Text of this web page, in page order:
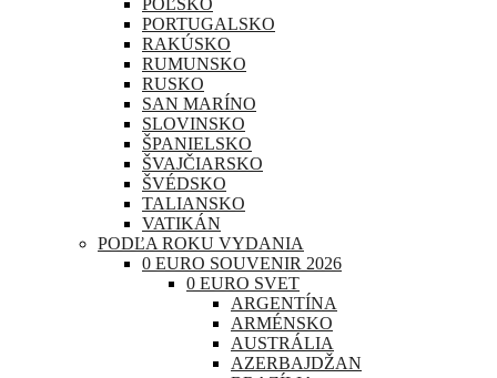
POĽSKO
PORTUGALSKO
RAKÚSKO
RUMUNSKO
RUSKO
SAN MARÍNO
SLOVINSKO
ŠPANIELSKO
ŠVAJČIARSKO
ŠVÉDSKO
TALIANSKO
VATIKÁN
PODĽA ROKU VYDANIA
0 EURO SOUVENIR 2026
0 EURO SVET
ARGENTÍNA
ARMÉNSKO
AUSTRÁLIA
AZERBAJDŽAN